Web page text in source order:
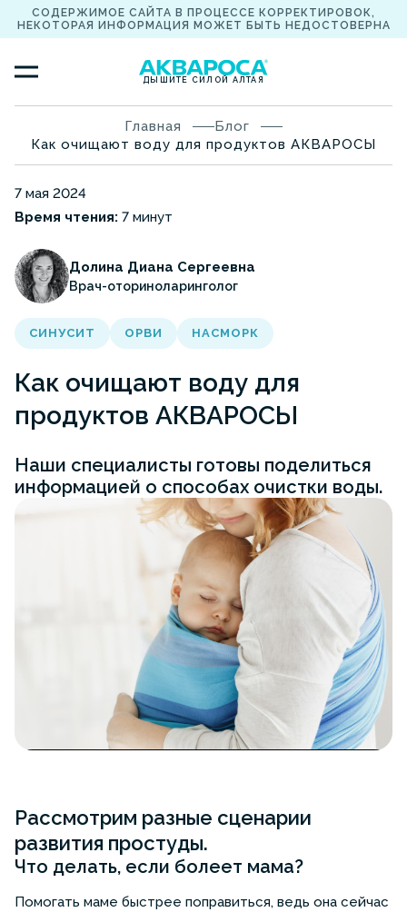
СОДЕРЖИМОЕ САЙТА В ПРОЦЕССЕ КОРРЕКТИРОВОК,
НЕКОТОРАЯ ИНФОРМАЦИЯ МОЖЕТ БЫТЬ НЕДОСТОВЕРНА
ДЫШИТЕ СИЛОЙ АЛТАЯ
Главная
Блог
Как очищают воду для продуктов АКВАРОСЫ
7 мая 2024
Время чтения: 7 минут
Долина Диана Сергеевна
Врач-оториноларинголог
СИНУСИТ ОРВИ НАСМОРК
Как очищают воду для
продуктов АКВАРОСЫ
Наши специалисты готовы поделиться
информацией о способах очистки воды.
Рассмотрим разные сценарии
развития простуды.
Что делать, если болеет мама?
Помогать маме быстрее поправиться, ведь она сейчас